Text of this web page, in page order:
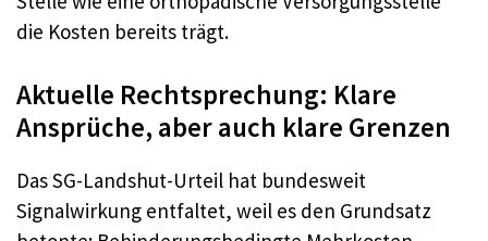
die Kosten bereits trägt.
Aktuelle Rechtsprechung: Klare
Ansprüche, aber auch klare Grenzen
Das SG-Landshut-Urteil hat bundesweit
Signalwirkung entfaltet, weil es den Grundsatz